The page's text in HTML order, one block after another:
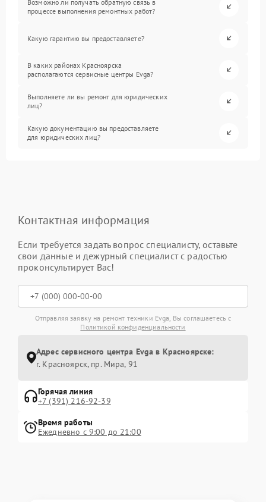
Возможно ли получать обратную связь в
процессе выполнения ремонтных работ?
Какую гарантию вы предоставляете?
В каких районах Красноярска
располагаются сервисные центры Evga?
Выполняете ли вы ремонт для юридических
лиц?
Какую документацию вы предоставляете
для юридических лиц?
Контактная информация
Если требуется задать вопрос специалисту, оставьте
свои данные и дежурный специалист с радостью
проконсультирует Вас!
Отправляя заявку на ремонт техники Evga, Вы соглашаетесь с
Политикой конфиденциальности
Адрес сервисного центра Evga в Красноярске:
г. Красноярск, ​пр. Мира, 91
Горячая линия
+7 (391) 216-92-39
Время работы
Ежедневно с 9:00 до 21:00